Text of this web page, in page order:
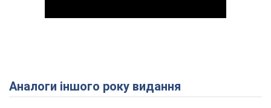
Play Video
Аналоги іншого року видання